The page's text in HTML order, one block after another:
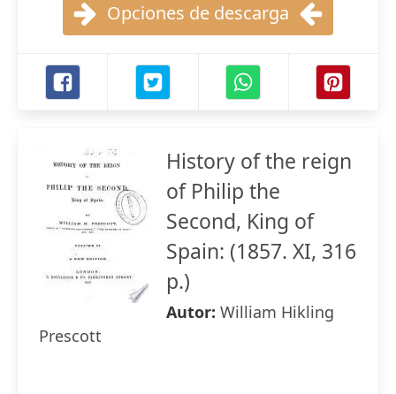
Opciones de descarga
History of the reign
of Philip the
Second, King of
Spain: (1857. XI, 316
p.)
Autor: William Hikling
Prescott